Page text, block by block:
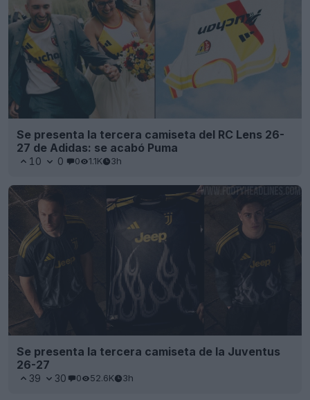
Se presenta la tercera camiseta del RC Lens 26-
27 de Adidas: se acabó Puma
10 0 0 1.1K 3h
Se presenta la tercera camiseta de la Juventus
26-27
39 30 0 52.6K 3h